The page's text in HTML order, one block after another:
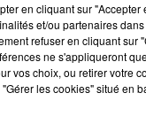
- 4 min 25 sec
L'HÉRAULT DU
en cliquant sur "Accepter
et/ou partenaires
refuser en cliquant sur
ne s'appliqueront
vos choix, ou retirer votre
les cookies" situé en